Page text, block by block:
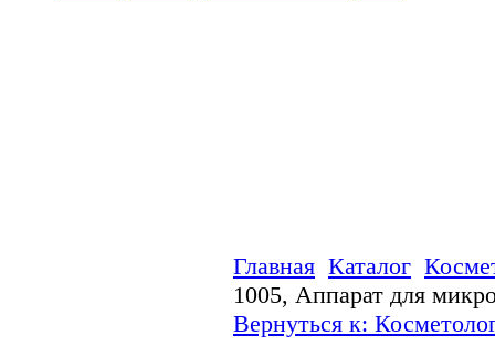
Главная Каталог
1005, Аппарат для
Вернуться к: